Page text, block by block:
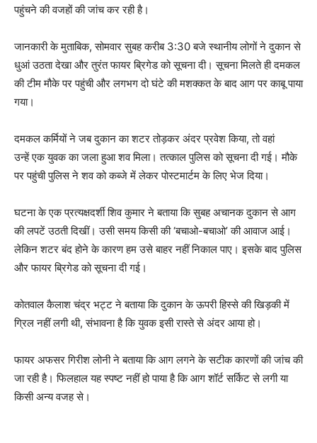
पहुंचने की वजहों की जांच कर रही है।
जानकारी के मुताबिक, सोमवार सुबह करीब 3:30 बजे स्थानीय लोगों ने दुकान से
धुआं उठता देखा और तुरंत फायर ब्रिगेड को सूचना दी। सूचना मिलते ही दमकल
की टीम मौके पर पहुंची और लगभग दो घंटे की मशक्कत के बाद आग पर काबू पाया
गया।
दमकल कर्मियों ने जब दुकान का शटर तोड़कर अंदर प्रवेश किया, तो वहां
उन्हें एक युवक का जला हुआ शव मिला। तत्काल पुलिस को सूचना दी गई। मौके
पर पहुंची पुलिस ने शव को कब्जे में लेकर पोस्टमार्टम के लिए भेज दिया।
घटना के एक प्रत्यक्षदर्शी शिव कुमार ने बताया कि सुबह अचानक दुकान से आग
की लपटें उठती दिखीं। उसी समय किसी की ‘बचाओ-बचाओ’ की आवाज आई।
लेकिन शटर बंद होने के कारण हम उसे बाहर नहीं निकाल पाए। इसके बाद पुलिस
और फायर ब्रिगेड को सूचना दी गई।
कोतवाल कैलाश चंद्र भट्ट ने बताया कि दुकान के ऊपरी हिस्से की खिड़की में
ग्रिल नहीं लगी थी, संभावना है कि युवक इसी रास्ते से अंदर आया हो।
फायर अफसर गिरीश लोनी ने बताया कि आग लगने के सटीक कारणों की जांच की
जा रही है। फिलहाल यह स्पष्ट नहीं हो पाया है कि आग शॉर्ट सर्किट से लगी या
किसी अन्य वजह से।